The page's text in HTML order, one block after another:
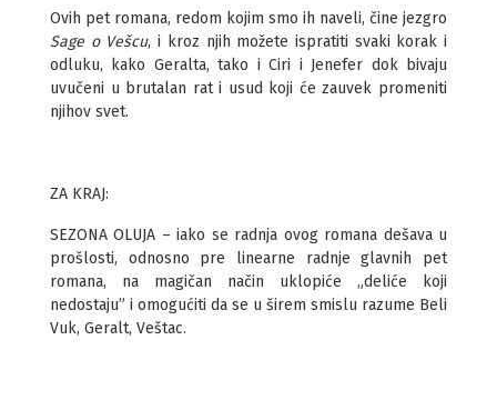
Ovih pet romana, redom kojim smo ih naveli, čine jezgro
Sage o Vešcu, i kroz njih možete ispratiti svaki korak i
odluku, kako Geralta, tako i Ciri i Jenefer dok bivaju
uvučeni u brutalan rat i usud koji će zauvek promeniti
njihov svet.
ZA KRAJ:
SEZONA OLUJA – iako se radnja ovog romana dešava u
prošlosti, odnosno pre linearne radnje glavnih pet
romana, na magičan način uklopiće „deliće koji
nedostaju” i omogućiti da se u širem smislu razume Beli
Vuk, Geralt, Veštac.